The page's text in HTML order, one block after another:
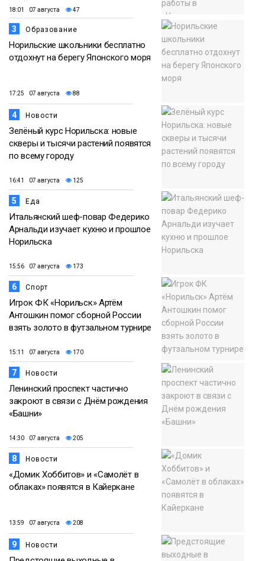
18:01 07 августа 47
3 Образование
Норильские школьники бесплатно
отдохнут на берегу Японского моря
17:25 07 августа 88
4 Новости
Зелёный курс Норильска: новые
скверы и тысячи растений появятся
по всему городу
16:41 07 августа 125
5 Еда
Итальянский шеф-повар Федерико
Арнальди изучает кухню и прошлое
Норильска
15:56 07 августа 173
6 Спорт
Игрок ФК «Норильск» Артём
Антошкин помог сборной России
взять золото в футзальном турнире
15:11 07 августа 170
7 Новости
Ленинский проспект частично
закроют в связи с Днём рождения
«Башни»
14:30 07 августа 205
8 Новости
«Домик Хоббитов» и «Самолёт в
облаках» появятся в Кайеркане
13:59 07 августа 208
9 Новости